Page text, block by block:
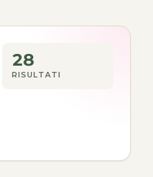
28
RISULTATI